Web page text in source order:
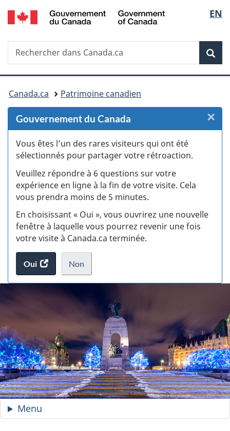
Passer
au
des
Passer
au
principal
Passer
à
version
simplifiée
de
la
EN
Recherche
Rechercher
dans
Vous
êtes
ici :
Canada.ca Patrimoine canadien
Gouvernement du Canada
Vous êtes l’un des rares visiteurs qui ont été
sélectionnés pour partager votre rétroaction.
Veuillez répondre à 6 questions sur votre
expérience en ligne à la fin de votre visite. Cela
vous prendra moins de 5 minutes.
En choisissant « Oui », vous ouvrirez une nouvelle
fenêtre à laquelle vous pourrez revenir une fois
votre visite à Canada.ca terminée.
Oui
accéder
au
Non
je
veux
participer
au
sondage
du
site
web,
.
×
Menu
du
site